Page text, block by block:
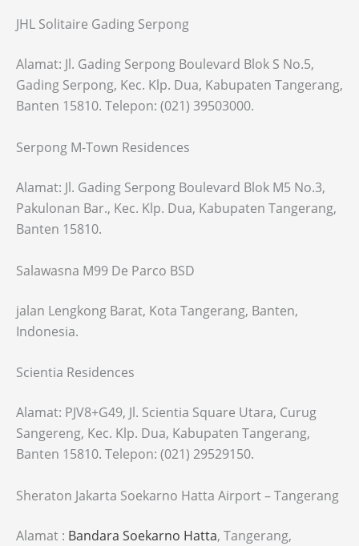
JHL Solitaire Gading Serpong
Alamat: Jl. Gading Serpong Boulevard Blok S No.5,
Gading Serpong, Kec. Klp. Dua, Kabupaten Tangerang,
Banten 15810. Telepon: (021) 39503000.
Serpong M-Town Residences
Alamat: Jl. Gading Serpong Boulevard Blok M5 No.3,
Pakulonan Bar., Kec. Klp. Dua, Kabupaten Tangerang,
Banten 15810.
Salawasna M99 De Parco BSD
jalan Lengkong Barat, Kota Tangerang, Banten,
Indonesia.
Scientia Residences
Alamat: PJV8+G49, Jl. Scientia Square Utara, Curug
Sangereng, Kec. Klp. Dua, Kabupaten Tangerang,
Banten 15810. Telepon: (021) 29529150.
Sheraton Jakarta Soekarno Hatta Airport – Tangerang
Alamat : Bandara Soekarno Hatta, Tangerang,